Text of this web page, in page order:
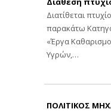
Διατίθεται
παρακάτω
«Έργα
Υγρών,…
ΠΟΛΙΤΙΚΟΣ